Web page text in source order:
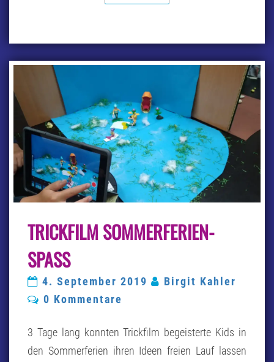
SOMMERFERIEN-
SPASS
TRICKFILM SOMMERFERIEN-
SPASS
4. September 2019
Birgit Kahler
Kommentare
0 Kommentare
3 Tage lang konnten Trickfilm begeisterte Kids in
den Sommerferien ihren Ideen freien Lauf lassen